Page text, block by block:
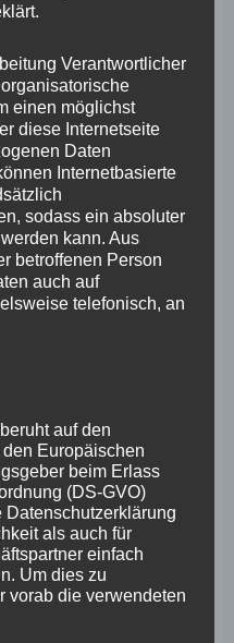
Gefahr in Verzug ist,
vor der
Warnstufe um 17.17 Uhr
dass kein
wir wissen basierte diese
von 11.17 Uhr, war
herausgegeben wurde.
wie es nach meiner
17.17 Uhr, wonach ein
können, ja
Warnungen betreffend,
kann helfen
bezeichnend, dass der
Verantwortlicher
einen möglichst
diese Internetseite
Daten
Internetbasierte
sodass ein absoluter
kann. Aus
betroffenen Person
auch auf
telefonisch, an
auf den
Europäischen
beim Erlass
(DS-GVO)
als auch für
einfach
Um dies zu
vorab die verwendeten